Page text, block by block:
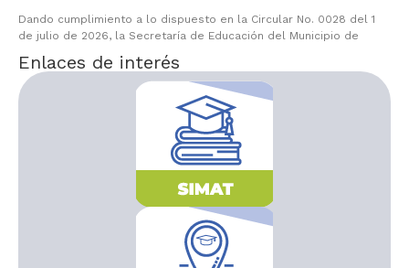
Dando cumplimiento a lo dispuesto en la Circular No. 0028 del 1
de julio de 2026, la Secretaría de Educación del Municipio de
Enlaces de interés